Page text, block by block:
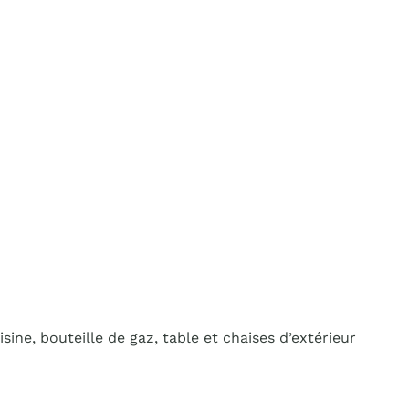
bouteille de gaz, table et chaises d’extérieur